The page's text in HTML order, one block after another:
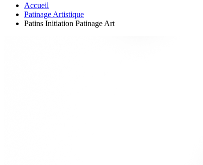
Accueil
Patinage Artistique
Patins Initiation Patinage Art